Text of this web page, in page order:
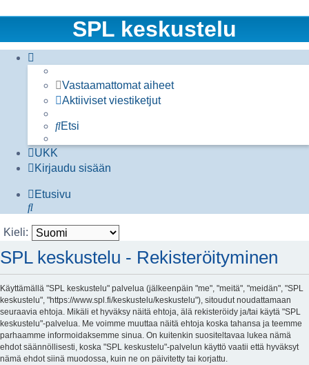
SPL keskustelu
Vastaamattomat aiheet
Aktiiviset viestiketjut
Etsi
UKK
Kirjaudu sisään
Etusivu
Etsi
Kieli:
SPL keskustelu - Rekisteröityminen
Käyttämällä "SPL keskustelu" palvelua (jälkeenpäin "me", "meitä", "meidän", "SPL
keskustelu", "https://www.spl.fi/keskustelu/keskustelu"), sitoudut noudattamaan
seuraavia ehtoja. Mikäli et hyväksy näitä ehtoja, älä rekisteröidy ja/tai käytä "SPL
keskustelu"-palvelua. Me voimme muuttaa näitä ehtoja koska tahansa ja teemme
parhaamme informoidaksemme sinua. On kuitenkin suositeltavaa lukea nämä
ehdot säännöllisesti, koska "SPL keskustelu"-palvelun käyttö vaatii että hyväksyt
nämä ehdot siinä muodossa, kuin ne on päivitetty tai korjattu.